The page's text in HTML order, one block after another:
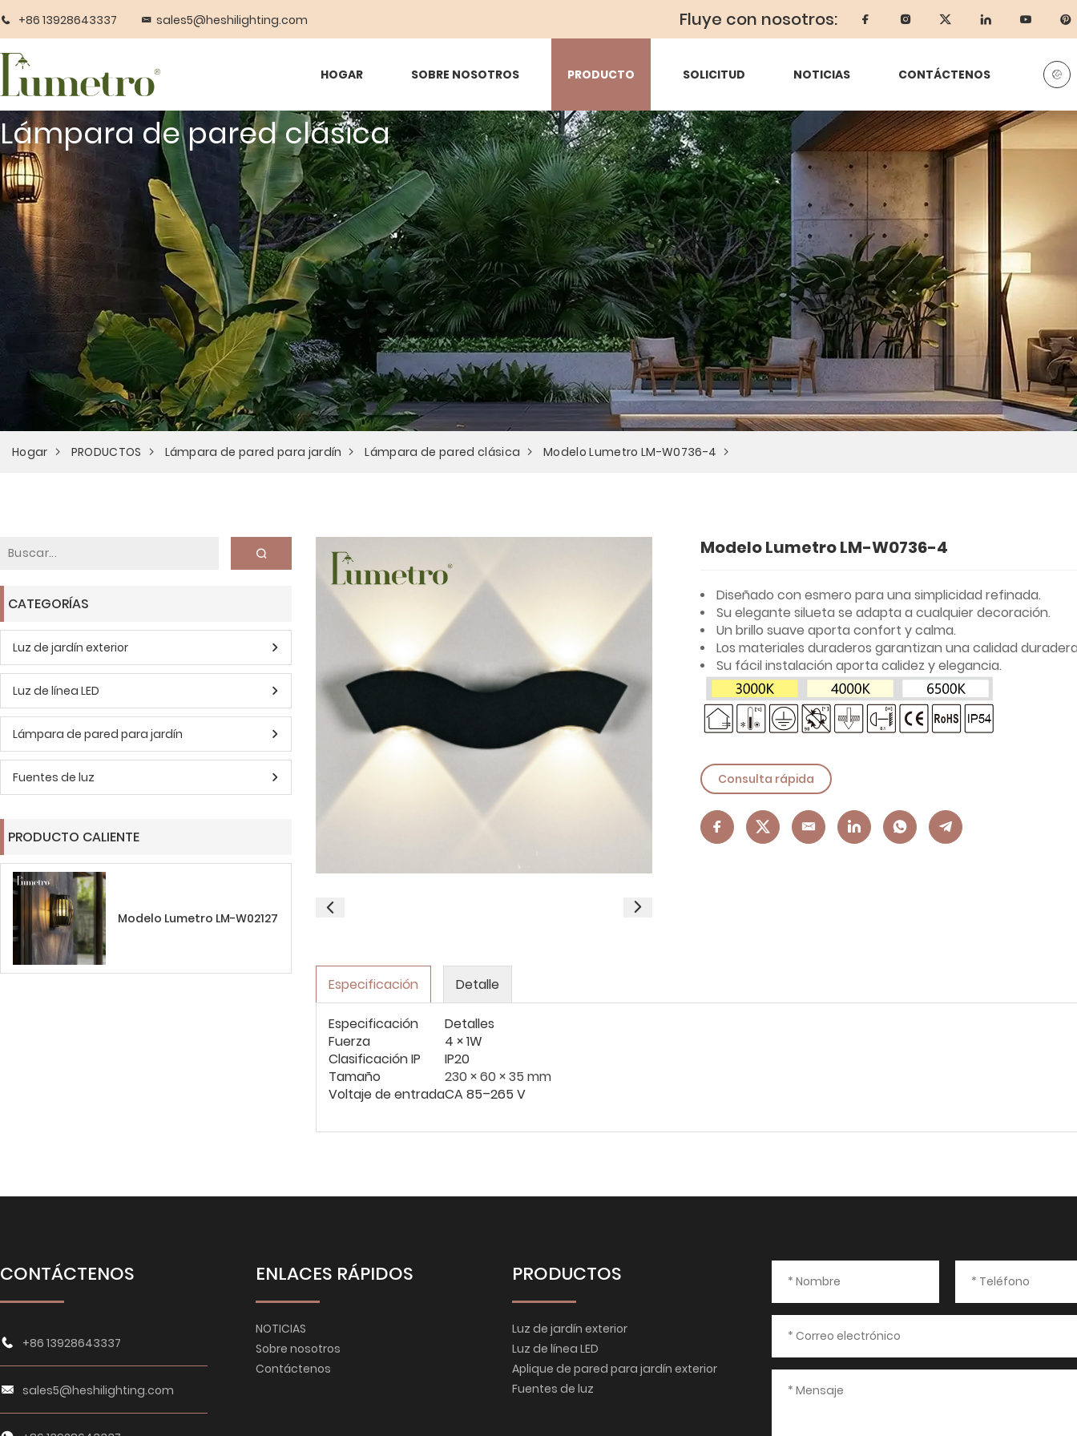
+86 13928643337 sales5@heshilighting.com Fluye con nosotros:
HOGAR SOBRE NOSOTROS PRODUCTO SOLICITUD NOTICIAS CONTÁCTENOS
Lámpara de pared clásica
Hogar PRODUCTOS Lámpara de pared para jardín Lámpara de pared clásica Modelo Lumetro LM-W0736-4
Modelo Lumetro LM-W0736-4
Diseñado con esmero para una simplicidad refinada.
Su elegante silueta se adapta a cualquier decoración.
Un brillo suave aporta confort y calma.
Los materiales duraderos garantizan una calidad
Su fácil instalación aporta calidez y elegancia.
Consulta rápida
Especificación Detalle
Especificación
Detalles
Fuerza
4 × 1W
Clasificación IP
IP20
Tamaño
230 × 60 × 35 mm
Voltaje de entradaCA 85–265 V
CATEGORÍAS
Luz de jardín exterior
Luz de línea LED
Lámpara de pared para jardín
Fuentes de luz
PRODUCTO CALIENTE
Modelo Lumetro LM-W02127
CONTÁCTENOS
+86 13928643337
sales5@heshilighting.com
ENLACES RÁPIDOS
NOTICIAS
Sobre nosotros
Contáctenos
PRODUCTOS
Luz de jardín exterior
Luz de línea LED
Aplique de pared para jardín exterior
Fuentes de luz